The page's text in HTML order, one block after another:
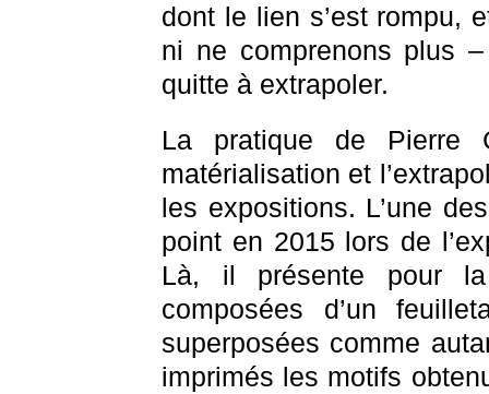
dont le lien s’est rompu,
ni ne comprenons plus
quitte à extrapoler.
La pratique de Pierre
matérialisation et
les expositions. L’une
point en 2015 lors de
Là, il présente pour
composées d’un
superposées comme
imprimés les motifs